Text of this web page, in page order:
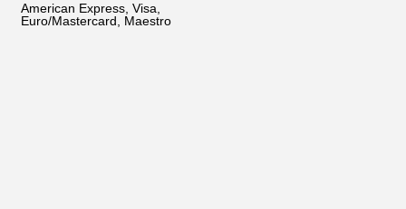
American Express, Visa,
Euro/Mastercard, Maestro